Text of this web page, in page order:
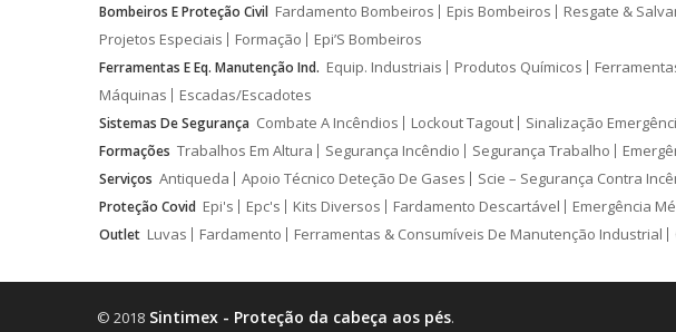
Bombeiros E Proteção Civil Fardamento Bombeiros Epis Bombeiros Resgate &
Projetos Especiais
Formação Epi’S Bombeiros
Ferramentas E Eq. Manutenção Ind. Equip. Industriais Produtos Químicos
Máquinas
Escadas/Escadotes
Sistemas De Segurança Combate A Incêndios Lockout Tagout Sinalização
Formações Trabalhos Em Altura Segurança Incêndio Segurança Trabalho
Serviços Antiqueda Apoio Técnico Deteção De Gases Scie – Segurança Contra
Proteção Covid Epi's Epc's Kits Diversos Fardamento Descartável Emergência
Outlet Luvas Fardamento Ferramentas & Consumíveis De Manutenção Industrial
© 2018 Sintimex - Proteção da cabeça aos pés.